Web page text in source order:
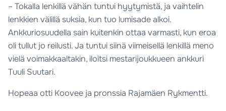
– Tokalla lenkillä vähän tuntui hyytymistä, ja vaihtelin
lenkkien välillä suksia, kun tuo lumisade alkoi.
Ankkuriosuudella sain kuitenkin ottaa varmasti, kun eroa
oli tullut jo reilusti. Ja tuntui siinä viimeisellä lenkillä meno
vielä voimakkaaltakin, iloitsi mestarijoukkueen ankkuri
Tuuli Suutari.
Hopeaa otti Koovee ja pronssia Rajamäen Rykmentti.